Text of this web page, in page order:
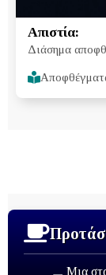
Aπιστία:
Διάσημα
⚊ Μια